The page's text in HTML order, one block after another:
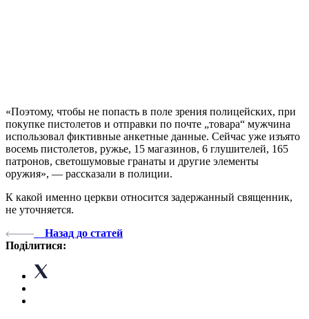
«Поэтому, чтобы не попасть в поле зрения полицейских, при
покупке пистолетов и отправки по почте „товара“ мужчина
использовал фиктивные анкетные данные. Сейчас уже изъято
восемь пистолетов, ружье, 15 магазинов, 6 глушителей, 165
патронов, светошумовые гранаты и другие элементы
оружия», — рассказали в полиции.
К какой именно церкви относится задержанный священник,
не уточняется.
Назад до статей
Поділитися: